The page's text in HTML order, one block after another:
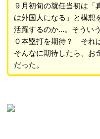
９月初旬の就任当初は「
は外国人になる」と構想
活躍するのか…。そうい
０本塁打を期待？ それ
そんなに期待したら、
だった。